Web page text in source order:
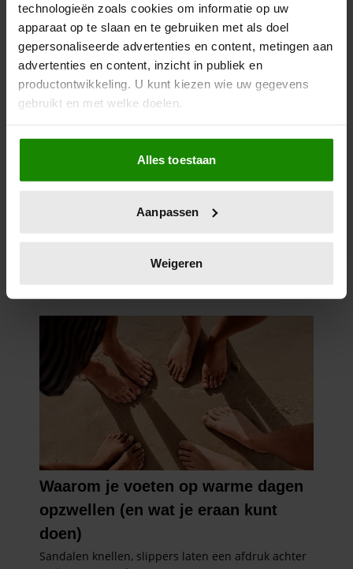
technologieën zoals cookies om informatie op uw
apparaat op te slaan en te gebruiken met als doel
gepersonaliseerde advertenties en content, metingen aan
advertenties en content, inzicht in publiek en
productontwikkeling. U kunt kiezen wie uw gegevens
gebruikt en met welke doelen.
Als u het toestaat, willen we ook graag:
Informatie verzamelen over uw geografische
locatie, die tot een paar meter nauwkeurig kan zijn
scannen op specifieke eigenschappen (fingerprinting)
verwerkt en stel uw voorkeuren in het
intrekken in de Cookieverklaring.
We gebruiken cookies om content en advertenties te
personaliseren, om functies voor social media te bieden
en om ons websiteverkeer te analyseren. Ook delen we
informatie over uw gebruik van onze site met onze
partners voor social media, adverteren en analyse. Deze
partners kunnen deze gegevens combineren met andere
informatie die u aan ze heeft verstrekt of die ze hebben
verzameld op basis van uw gebruik van hun services. U
gaat akkoord met onze cookies als u onze website blijft
gebruiken.
Alles toestaan
Aanpassen
Weigeren